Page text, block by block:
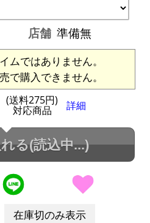
店舗 準備無
ムではありません。
で購入できません。
(送料275円)
対応商品 詳細
る(読込中...)
在庫切のみ表示